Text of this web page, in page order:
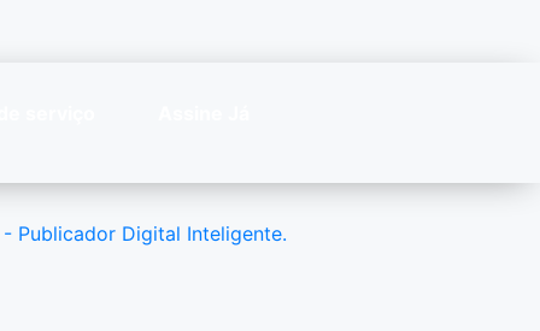
- Publicador Digital Inteligente.